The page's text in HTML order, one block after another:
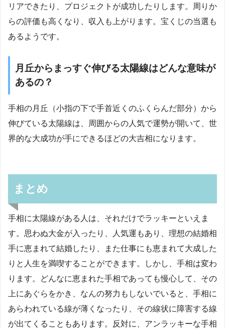
リアできたり、プロジェクトが成功したりします。周りか
らの評価も高くなり、収入も上がります。宝くじの当選も
あるようです。
月丘からまっすぐ伸びる太陽線はどんな意味が
あるの？
手相の月丘（小指の下で手首近くのふくらんだ部分）から
伸びている太陽線は、周囲からの人気で運勢が開いて、世
界的な大成功が手にできるほどの大吉相になります。
まとめ
手相に太陽線がある人は、それだけでラッキーといえま
す。思わぬ大金が入ったり、人気運もあり、理想の結婚相
手に恵まれて結婚したり、また仕事にも恵まれて大成した
りと人生を満喫することができます。しかし、手相は変わ
ります。どんなに恵まれた手相であっても慢心して、その
上にあぐらをかき、なんの努力もしないでいると、手相に
あらわれている線が薄くなったり、その線状に障害する線
が出てくることもあります。反対に、アンラッキーな手相